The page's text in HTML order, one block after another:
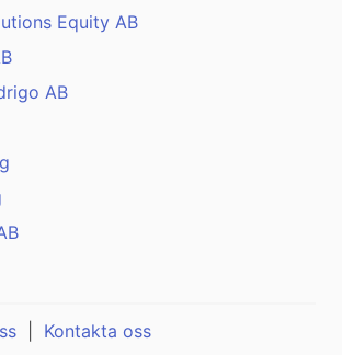
Equity AB
AB
Kontakta oss